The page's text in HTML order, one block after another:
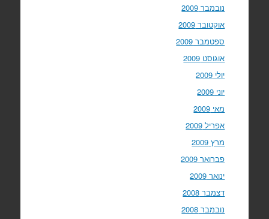
נובמבר 2009
אוקטובר 2009
ספטמבר 2009
אוגוסט 2009
יולי 2009
יוני 2009
מאי 2009
אפריל 2009
מרץ 2009
פברואר 2009
ינואר 2009
דצמבר 2008
נובמבר 2008